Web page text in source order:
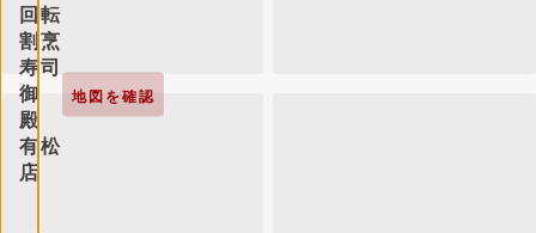
回転
割烹
寿司
御
殿
有松
店
地図を確認